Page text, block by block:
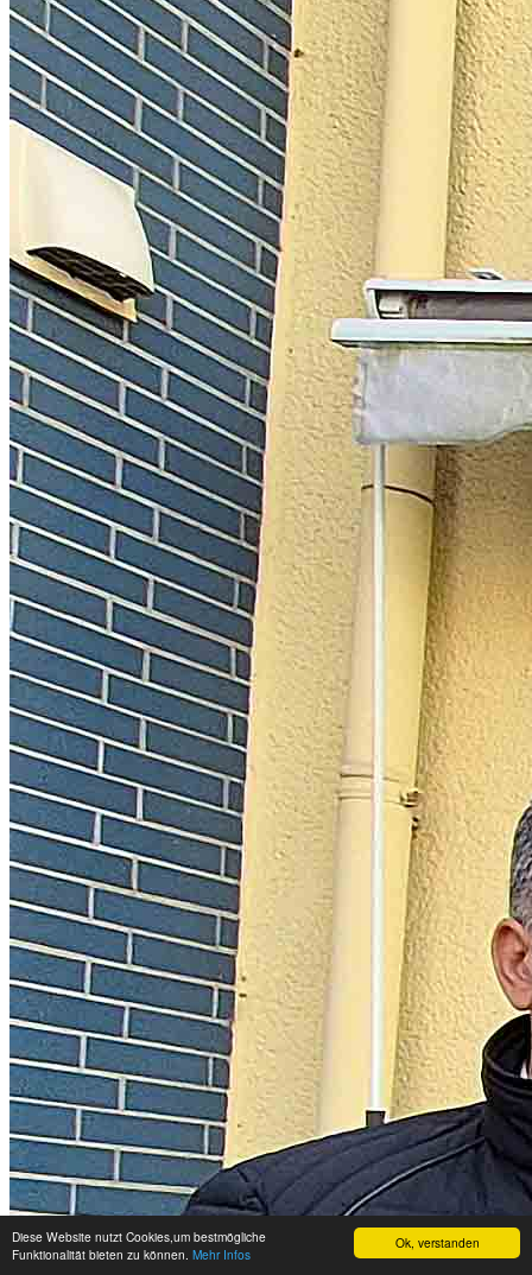
Ok, verstanden
Diese Website nutzt Cookies,um bestmögliche
Funktionalität bieten zu können. Mehr Infos